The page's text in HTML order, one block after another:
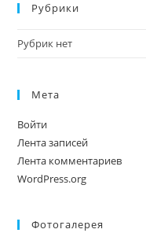
Рубрики
Рубрик нет
Мета
Войти
Лента записей
Лента комментариев
WordPress.org
Фотогалерея